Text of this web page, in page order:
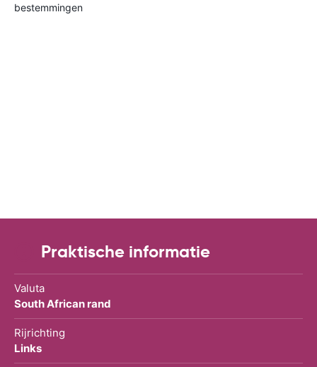
bestemmingen
Praktische informatie
Valuta
South African rand
Rijrichting
Links